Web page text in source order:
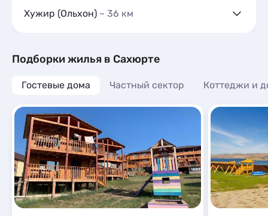
Хужир (Ольхон) ~ 36 км
Гостиницы и отели 7
Квартиры посуточно 6
Мини-отели
Шале 1
Подборки жилья в Сахюрте
Гостевые дома Частный сектор Коттеджи и